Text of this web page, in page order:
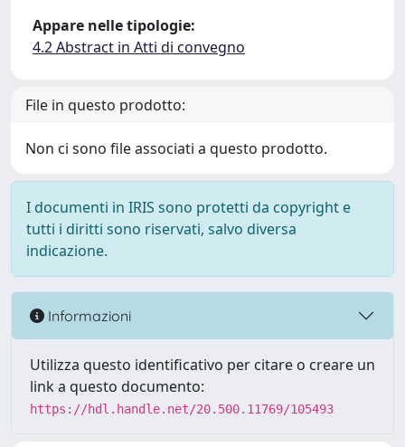
Appare nelle tipologie:
4.2 Abstract in Atti di convegno
File in questo prodotto:
Non ci sono file associati a questo prodotto.
I documenti in IRIS sono protetti da copyright e
tutti i diritti sono riservati, salvo diversa
indicazione.
Informazioni
Utilizza questo identificativo per citare o creare un
link a questo documento:
https://hdl.handle.net/20.500.11769/105493